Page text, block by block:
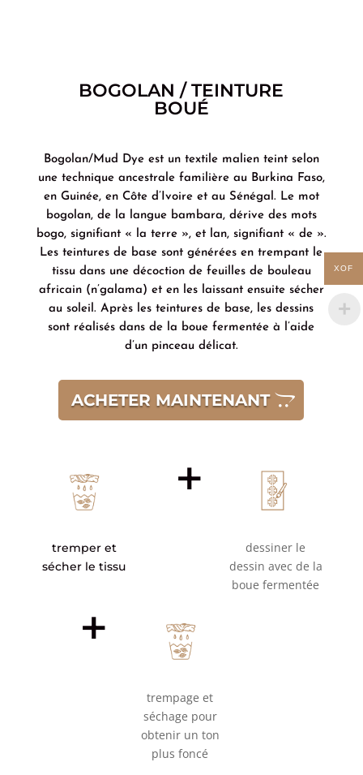
BOGOLAN / TEINTURE
BOUÉ
Bogolan/Mud Dye est un textile malien teint selon
une technique ancestrale familière au Burkina Faso,
en Guinée, en Côte d’Ivoire et au Sénégal. Le mot
bogolan, de la langue bambara, dérive des mots
bogo, signifiant « la terre », et lan, signifiant « de ».
Les teintures de base sont générées en trempant le
tissu dans une décoction de feuilles de bouleau
africain (n’galama) et en les laissant ensuite sécher
au soleil. Après les teintures de base, les dessins
sont réalisés dans de la boue fermentée à l’aide
d’un pinceau délicat.
ACHETER MAINTENANT
tremper et
sécher le tissu
+
dessiner le
dessin avec de la
boue fermentée
+
trempage et
séchage pour
obtenir un ton
plus foncé
XOF